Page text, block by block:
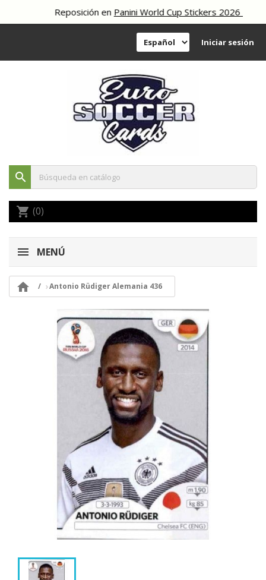
Reposición enPanini World Cup Stickers 2026
Iniciar sesión
search
shopping_cart (0)
MENÚ
 Antonio Rüdiger Alemania 436